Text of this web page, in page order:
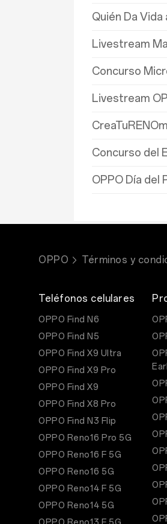
Quién Da Vida
Livestream
Concurso
Livestream
Concurso del
OPPO Día del
OPPO Términos y
Teléfonos celulares
OPPO Find N6
OPPO Find N5
OPPO Find X9 Ultra
OPPO Find X9 Pro
OPPO Find X9
OPPO Find X8 Pro
OPPO Find N3 Flip
OPPO Reno16 Pro 5G
OPPO Reno16 F 5G
OPPO Reno16 5G
OPPO Reno14 F 5G
OPPO Reno14 5G